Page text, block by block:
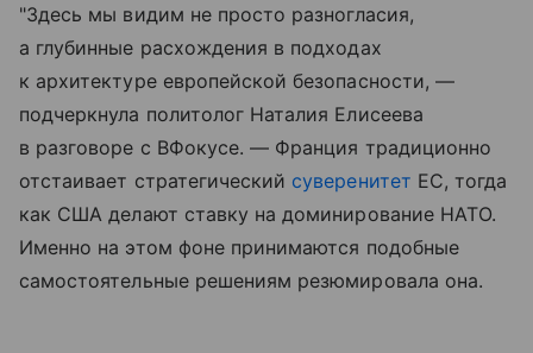
"Здесь мы видим не просто разногласия,
а глубинные расхождения в подходах
к архитектуре европейской безопасности, —
подчеркнула политолог Наталия Елисеева
в разговоре с ВФокусе. — Франция традиционно
отстаивает стратегический суверенитет ЕС, тогда
как США делают ставку на доминирование НАТО.
Именно на этом фоне принимаются подобные
самостоятельные решениям резюмировала она.